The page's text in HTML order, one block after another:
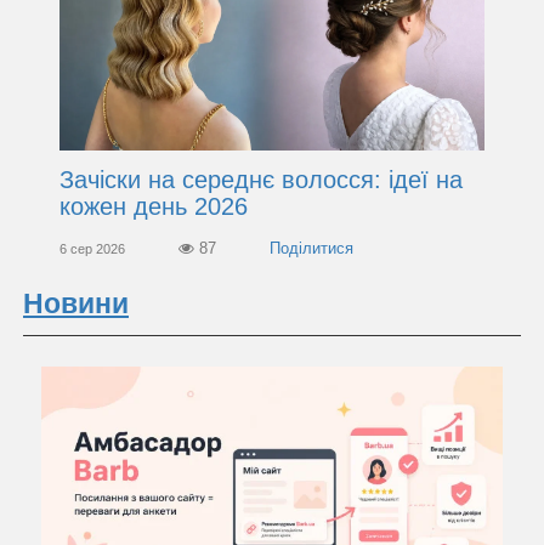
Зачіски на середнє волосся: ідеї на
кожен день 2026
6 сер 2026 87
Новини